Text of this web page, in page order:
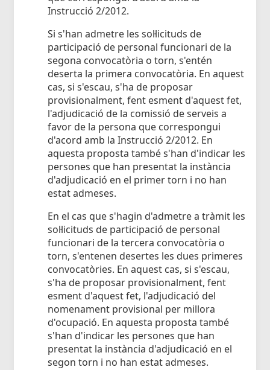
Instrucció 2/2012.
Si s'han admetre les sol·licituds de
participació de personal funcionari de la
segona convocatòria o torn, s'entén
deserta la primera convocatòria. En aquest
cas, si s'escau, s'ha de proposar
provisionalment, fent esment d'aquest fet,
l'adjudicació de la comissió de serveis a
favor de la persona que correspongui
d'acord amb la Instrucció 2/2012. En
aquesta proposta també s'han d'indicar les
persones que han presentat la instància
d'adjudicació en el primer torn i no han
estat admeses.
En el cas que s'hagin d'admetre a tràmit les
sol·licituds de participació de personal
funcionari de la tercera convocatòria o
torn, s'entenen desertes les dues primeres
convocatòries. En aquest cas, si s'escau,
s'ha de proposar provisionalment, fent
esment d'aquest fet, l'adjudicació del
nomenament provisional per millora
d'ocupació. En aquesta proposta també
s'han d'indicar les persones que han
presentat la instància d'adjudicació en el
segon torn i no han estat admeses.